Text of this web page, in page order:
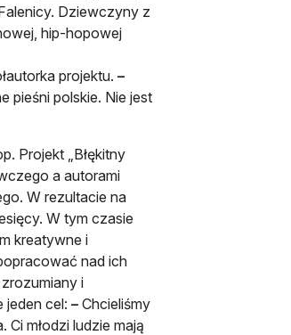
Dziewczyny z
hip-hopowej
projektu. –
pieśni polskie. Nie jest
Projekt „Błękitny
a autorami
W rezultacie na
W tym czasie
kreatywne i
nad ich
zrozumiany i
jeden cel: – Chcieliśmy
młodzi ludzie mają